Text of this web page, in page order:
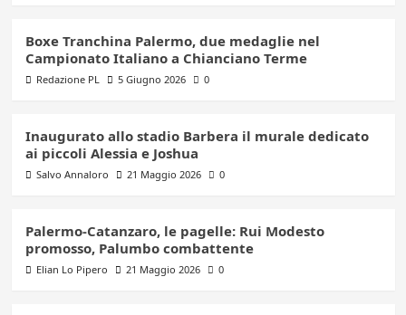
Boxe Tranchina Palermo, due medaglie nel
Campionato Italiano a Chianciano Terme
Redazione PL 5 Giugno 2026 0
Inaugurato allo stadio Barbera il murale dedicato
ai piccoli Alessia e Joshua
Salvo Annaloro 21 Maggio 2026 0
Palermo-Catanzaro, le pagelle: Rui Modesto
promosso, Palumbo combattente
Elian Lo Pipero 21 Maggio 2026 0